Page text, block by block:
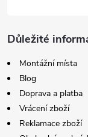
Důležité
Montážní místa
Blog
Doprava a platba
Vrácení zboží
Reklamace zboží